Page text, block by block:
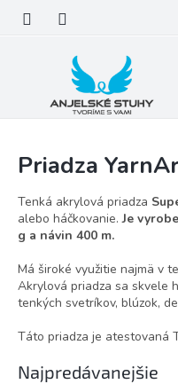
obsah
Priadza
Tenká akrylová priadza
alebo háčkovanie.Je
g a návin 400 m.
Má široké využitie najmä v
Akrylová priadza sa skvele
tenkých svetríkov, blúzok,
Táto priadza je atestovaná
Najpredávanejšie